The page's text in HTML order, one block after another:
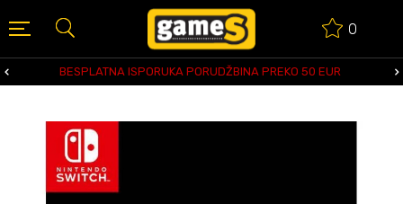
0
BESPLATNA ISPORUKA PORUDŽBINA PREKO 50 EUR